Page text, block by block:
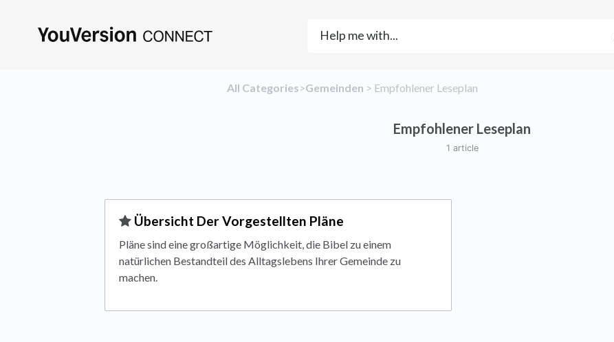
All Categories​>​​Gemeinden ​ > ​ ​Empfohlener Leseplan
Empfohlener Leseplan
1 article
​Übersicht Der Vorgestellten Pläne
Pläne sind eine großartige Möglichkeit, die Bibel zu einem
natürlichen Bestandteil des Alltagslebens Ihrer Gemeinde zu
machen.